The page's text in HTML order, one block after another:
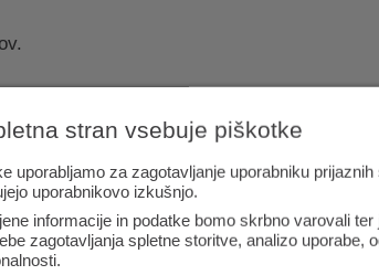
na tel. št.01 3000 200.
Sumite, da je prišlo do zlorabe vašega
stran vsebuje piškotke
uporabljamo za zagotavljanje uporabniku
uporabnikovo izkušnjo.
informacije in podatke bomo skrbno varovali
zagotavljanja spletne storitve, analizo uporabe,